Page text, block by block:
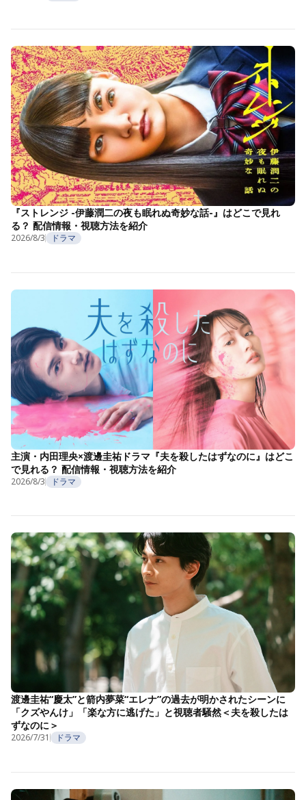
『ストレンジ -伊藤潤二の夜も眠れぬ奇妙な話-』はどこで見れ
る？ 配信情報・視聴方法を紹介
2026/8/3 ドラマ
主演・内田理央×渡邊圭祐ドラマ『夫を殺したはずなのに』はどこ
で見れる？ 配信情報・視聴方法を紹介
2026/8/3 ドラマ
渡邊圭祐“慶太”と箭内夢菜“エレナ”の過去が明かされたシーンに
「クズやんけ」「楽な方に逃げた」と視聴者騒然＜夫を殺したは
ずなのに＞
2026/7/31 ドラマ